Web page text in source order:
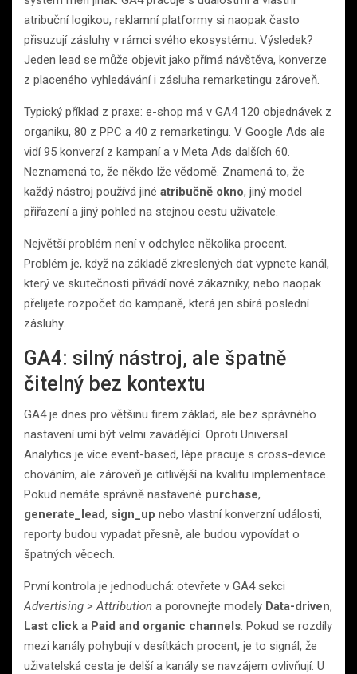
atribuční logikou, reklamní platformy si naopak často
přisuzují zásluhy v rámci svého ekosystému. Výsledek?
Jeden lead se může objevit jako přímá návštěva, konverze
z placeného vyhledávání i zásluha remarketingu zároveň.
Typický příklad z praxe: e-shop má v GA4 120 objednávek z
organiku, 80 z PPC a 40 z remarketingu. V Google Ads ale
vidí 95 konverzí z kampaní a v Meta Ads dalších 60.
Neznamená to, že někdo lže vědomě. Znamená to, že
každý nástroj používá jiné atribučně okno, jiný model
přiřazení a jiný pohled na stejnou cestu uživatele.
Největší problém není v odchylce několika procent.
Problém je, když na základě zkreslených dat vypnete kanál,
který ve skutečnosti přivádí nové zákazníky, nebo naopak
přelijete rozpočet do kampaně, která jen sbírá poslední
zásluhy.
GA4: silný nástroj, ale špatně
čitelný bez kontextu
GA4 je dnes pro většinu firem základ, ale bez správného
nastavení umí být velmi zavádějící. Oproti Universal
Analytics je více event-based, lépe pracuje s cross-device
chováním, ale zároveň je citlivější na kvalitu implementace.
Pokud nemáte správně nastavené purchase,
generate_lead, sign_up nebo vlastní konverzní události,
reporty budou vypadat přesně, ale budou vypovídat o
špatných věcech.
První kontrola je jednoduchá: otevřete v GA4 sekci
Advertising > Attribution a porovnejte modely Data-driven,
Last click a Paid and organic channels . Pokud se rozdíly
mezi kanály pohybují v desítkách procent, je to signál, že
uživatelská cesta je delší a kanály se navzájem ovlivňují. U